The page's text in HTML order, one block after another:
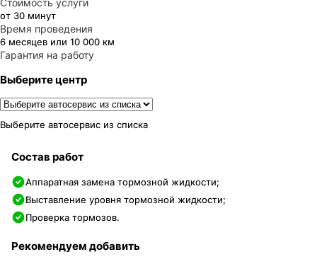
Стоимость услуги
от 30 минут
Время проведения
6 месяцев или 10 000 км
Гарантия на работу
Выберите центр
Выберите автосервис из списка
Состав работ
Аппаратная замена тормозной жидкости;
Выставление уровня тормозной жидкости;
Проверка тормозов.
Рекомендуем добавить